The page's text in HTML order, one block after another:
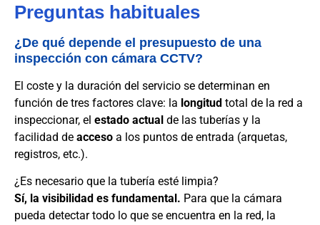
Preguntas habituales
¿De qué depende el presupuesto de una
inspección con cámara CCTV?
El coste y la duración del servicio se determinan en
función de tres factores clave: la longitud total de la red a
inspeccionar, el estado actual de las tuberías y la
facilidad de acceso a los puntos de entrada (arquetas,
registros, etc.).
¿Es necesario que la tubería esté limpia?
Sí, la visibilidad es fundamental. Para que la cámara
pueda detectar todo lo que se encuentra en la red, la